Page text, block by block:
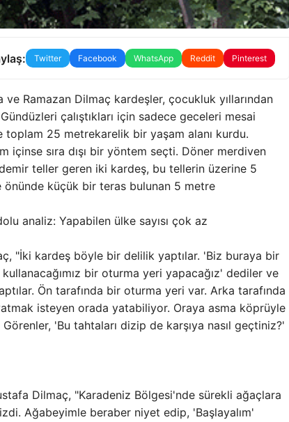
Twitter Facebook WhatsApp Reddit Pinterest
Ramazan Dilmaç kardeşler, çocukluk yıllarından
çalıştıkları için sadece geceleri mesai
toplam 25 metrekarelik bir yaşam alanı kurdu.
içinse sıra dışı bir yöntem seçti. Döner merdiven
teller geren iki kardeş, bu tellerin üzerine 5
küçük bir teras bulunan 5 metre
analiz: Yapabilen ülke sayısı çok az
"İki kardeş böyle bir delilik yaptılar. 'Biz buraya bir
bir oturma yeri yapacağız' dediler ve
Ön tarafında bir oturma yeri var. Arka tarafında
isteyen orada yatabiliyor. Oraya asma köprüyle
'Bu tahtaları dizip de karşıya nasıl geçtiniz?'
Dilmaç, "Karadeniz Bölgesi'nde sürekli ağaçlara
Ağabeyimle beraber niyet edip, 'Başlayalım'